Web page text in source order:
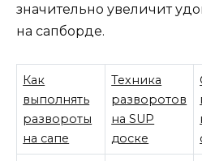
значительно увеличит
на сапборде.
Как
выполнять
развороты
на сапе
Техника
разворотов
на SUP
доске